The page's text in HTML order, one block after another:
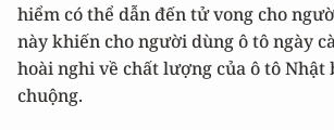
hiểm có thể dẫn đến tử vong cho
này khiến cho người dùng ô tô ngày
hoài nghi về chất lượng của ô tô Nhật
chuộng.